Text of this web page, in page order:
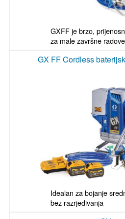
GXFF je brzo,
za male završne radove
GX FF Cordless
Idealan za bojanje
bez razrjeđivanja